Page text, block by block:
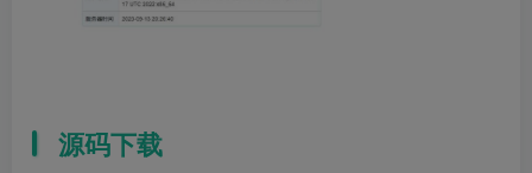
源码下载